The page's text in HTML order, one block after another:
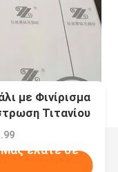
με Φινίρισμα
Τιτανίου
Μας ελάτε σε